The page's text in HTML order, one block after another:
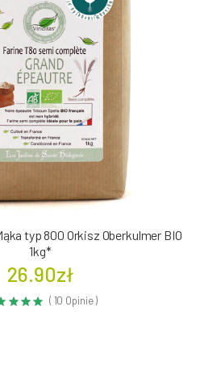
typ 800 Orkisz Oberkulmer BIO
1kg*
26.90zł
( 10 Opinie )